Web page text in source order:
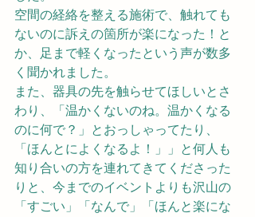
空間の経絡を整える施術で、触れても
ないのに訴えの箇所が楽になった！と
か、足まで軽くなったという声が数多
く聞かれました。
また、器具の先を触らせてほしいとさ
わり、「温かくないのね。温かくなる
のに何で？」とおっしゃってたり、
「ほんとによくなるよ！」」と何人も
知り合いの方を連れてきてくださった
りと、今までのイベントよりも沢山の
「すごい」「なんで」「ほんと楽にな